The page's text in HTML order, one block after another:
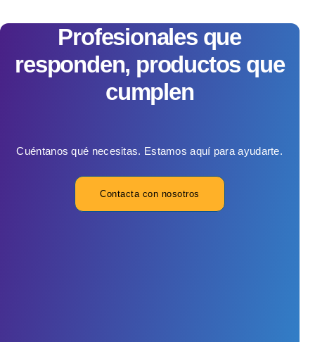
Profesionales que
responden, productos que
cumplen
Cuéntanos qué necesitas. Estamos aquí para ayudarte.
Contacta con nosotros